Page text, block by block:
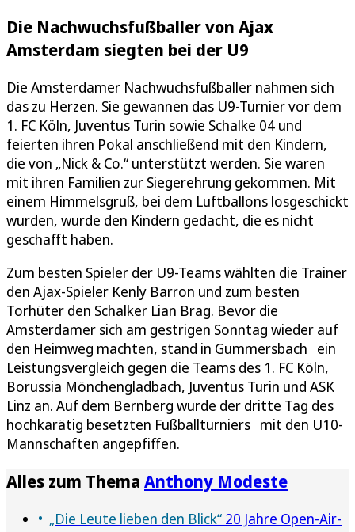
Die Nachwuchsfußballer von Ajax
Amsterdam siegten bei der U9
Die Amsterdamer Nachwuchsfußballer nahmen sich
das zu Herzen. Sie gewannen das U9-Turnier vor dem
1. FC Köln, Juventus Turin sowie Schalke 04 und
feierten ihren Pokal anschließend mit den Kindern,
die von „Nick & Co.“ unterstützt werden. Sie waren
mit ihren Familien zur Siegerehrung gekommen. Mit
einem Himmelsgruß, bei dem Luftballons losgeschickt
wurden, wurde den Kindern gedacht, die es nicht
geschafft haben.
Zum besten Spieler der U9-Teams wählten die Trainer
den Ajax-Spieler Kenly Barron und zum besten
Torhüter den Schalker Lian Brag. Bevor die
Amsterdamer sich am gestrigen Sonntag wieder auf
den Heimweg machten, stand in Gummersbach ein
Leistungsvergleich gegen die Teams des 1. FC Köln,
Borussia Mönchengladbach, Juventus Turin und ASK
Linz an. Auf dem Bernberg wurde der dritte Tag des
hochkarätig besetzten Fußballturniers mit den U10-
Mannschaften angepfiffen.
Alles zum Thema Anthony Modeste
„Die Leute lieben den Blick“ 20 Jahre Open-Air-